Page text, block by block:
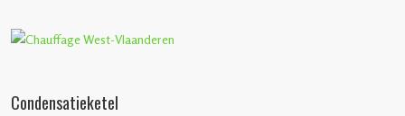
Condensatieketel